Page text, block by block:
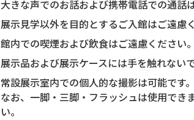
大きな声でのお話および携帯電話での通話
展示見学以外を目的とするご入館はご遠慮
館内での喫煙および飲食はご遠慮ください。
展示品および展示ケースには手を触れない
常設展示室内での個人的な撮影は可能です
なお、一脚・三脚・フラッシュは使用でき
い。